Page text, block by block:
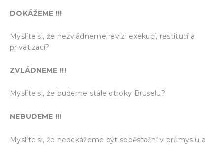
DOKÁŽEME !!!
Myslíte si, že nezvládneme revizi exekucí, restitucí a
privatizací?
ZVLÁDNEME !!!
Myslíte si, že budeme stále otroky Bruselu?
NEBUDEME !!!
Myslíte si, že nedokážeme být soběstační v průmyslu a